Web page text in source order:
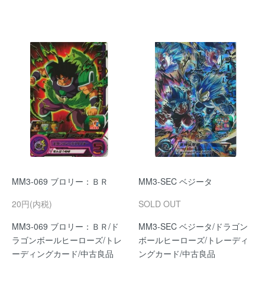
MM3-069 ブロリー：ＢＲ
20円(内税)
MM3-069 ブロリー：ＢＲ/ド
ラゴンボールヒーローズ/トレ
ーディングカード/中古良品
MM3-SEC ベジータ
SOLD OUT
MM3-SEC ベジータ/ドラゴン
ボールヒーローズ/トレーディ
ングカード/中古良品